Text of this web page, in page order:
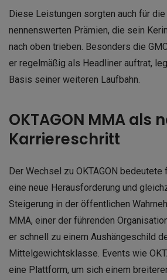
Diese Leistungen sorgten auch für
nennenswerten Prämien, die sein
nach oben trieben. Besonders die
er regelmäßig als Headliner auftrat,
Basis seiner weiteren Laufbahn.
OKTAGON MMA als
Karriereschritt
Der Wechsel zu OKTAGON
eine neue Herausforderung und
Steigerung in der öffentlichen
MMA, einer der führenden
er schnell zu einem Aushängeschild
Mittelgewichtsklasse. Events wie
eine Plattform, um sich einem